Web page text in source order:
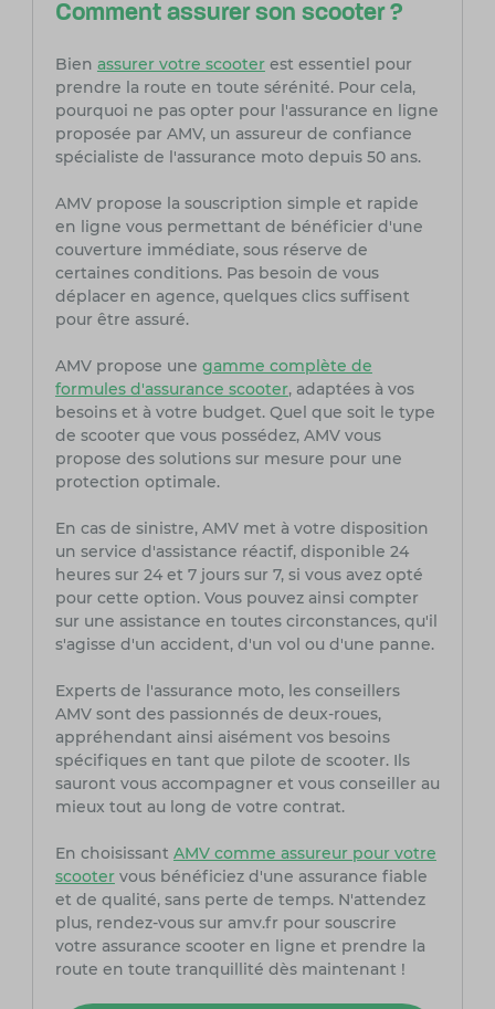
Comment assurer son scooter ?
Bien assurer votre scooterest essentiel pour
prendre la route en toute sérénité. Pour cela,
pourquoi ne pas opter pour l'assurance en ligne
proposée par AMV, un assureur de confiance
spécialiste de l'assurance moto depuis 50 ans.
AMV propose la souscription simple et rapide
en ligne vous permettant de bénéficier d'une
couverture immédiate, sous réserve de
certaines conditions. Pas besoin de vous
déplacer en agence, quelques clics suffisent
pour être assuré.
AMV propose une gamme complète de
formules d'assurance scooter, adaptées à vos
besoins et à votre budget. Quel que soit le type
de scooter que vous possédez, AMV vous
propose des solutions sur mesure pour une
protection optimale.
En cas de sinistre, AMV met à votre disposition
un service d'assistance réactif, disponible 24
heures sur 24 et 7 jours sur 7, si vous avez opté
pour cette option. Vous pouvez ainsi compter
sur une assistance en toutes circonstances, qu'il
s'agisse d'un accident, d'un vol ou d'une panne.
Experts de l'assurance moto, les conseillers
AMV sont des passionnés de deux-roues,
appréhendant ainsi aisément vos besoins
spécifiques en tant que pilote de scooter. Ils
sauront vous accompagner et vous conseiller au
mieux tout au long de votre contrat.
En choisissant AMV comme assureur pour votre
scootervous bénéficiez d'une assurance fiable
et de qualité, sans perte de temps. N'attendez
plus, rendez-vous sur amv.fr pour souscrire
votre assurance scooter en ligne et prendre la
route en toute tranquillité dès maintenant !